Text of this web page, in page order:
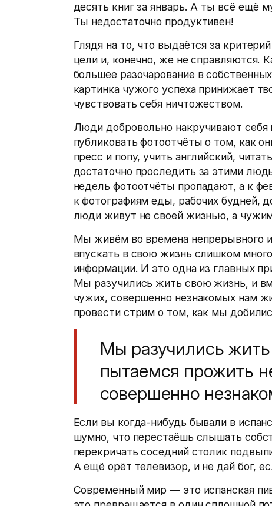
десять книг за январь. А ты всё ещё
Ты недостаточно продуктивен!
Глядя на то, что выдаётся за
цели и, конечно, же не справляются.
большее разочарование в
картинка чужого успеха принижает
чувствовать себя ничтожеством.
Люди добровольно накручивают
публиковать фотоотчёты о том, как
пресс и попу, учить английский,
достаточно проследить за этими
недель фотоотчёты пропадают, а к
к фотографиям еды, рабочих будней,
люди живут не своей жизнью, а
Мы живём во времена непрерывного
впускать в свою жизнь слишком
информации. И это одна из главных
Мы разучились жить свою жизнь, и
чужих, совершенно незнакомых нам
провести стрим о том, как мы
Мы разучились
пытаемся прожить
совершенно
Если вы когда-нибудь бывали в
шумно, что перестаёшь слышать
перекричать соседний столик
А ещё орёт телевизор, и не дай бог,
Современный мир — это испанская